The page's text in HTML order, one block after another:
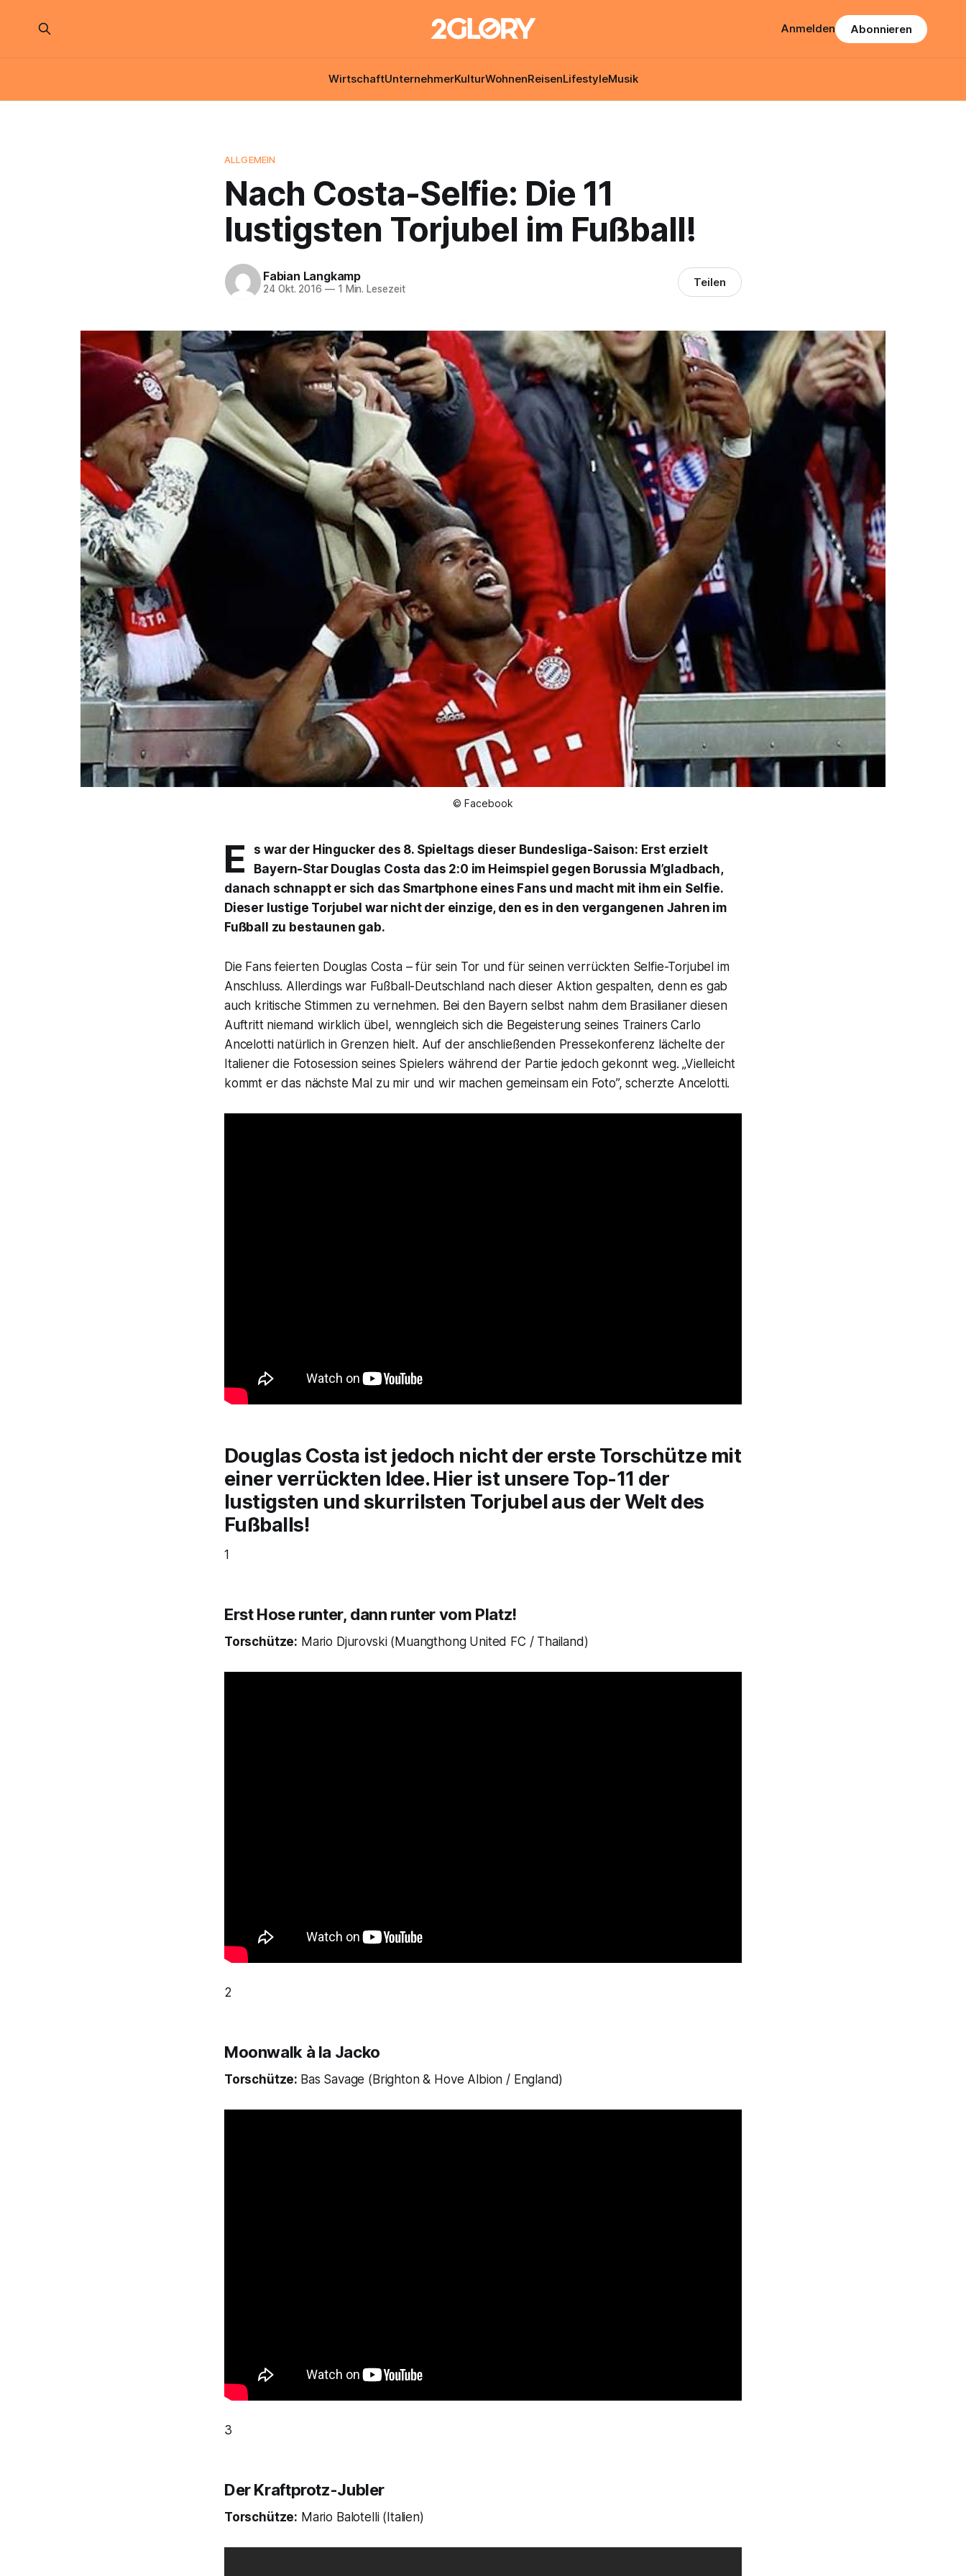
WirtschaftUnternehmerKulturWohnenReisenLifestyleMusik
Anmelden Abonnieren
ALLGEMEIN
Nach Costa-Selfie: Die 11
lustigsten Torjubel im Fußball!
Fabian Langkamp
24 Okt. 2016 —1 Min. Lesezeit Teilen
© Facebook
E
s war der Hingucker des 8. Spieltags dieser Bundesliga-Saison: Erst erzielt
Bayern-Star Douglas Costa das 2:0 im Heimspiel gegen Borussia M’gladbach,
danach schnappt er sich das Smartphone eines Fans und macht mit ihm ein Selfie.
Dieser lustige Torjubel war nicht der einzige, den es in den vergangenen Jahren im
Fußball zu bestaunen gab.
Die Fans feierten Douglas Costa – für sein Tor und für seinen verrückten Selfie-Torjubel im
Anschluss. Allerdings war Fußball-Deutschland nach dieser Aktion gespalten, denn es gab
auch kritische Stimmen zu vernehmen. Bei den Bayern selbst nahm dem Brasilianer diesen
Auftritt niemand wirklich übel, wenngleich sich die Begeisterung seines Trainers Carlo
Ancelotti natürlich in Grenzen hielt. Auf der anschließenden Pressekonferenz lächelte der
Italiener die Fotosession seines Spielers während der Partie jedoch gekonnt weg. „Vielleicht
kommt er das nächste Mal zu mir und wir machen gemeinsam ein Foto”, scherzte Ancelotti.
Douglas Costa ist jedoch nicht der erste Torschütze mit
einer verrückten Idee. Hier ist unsere Top-11 der
lustigsten und skurrilsten Torjubel aus der Welt des
Fußballs!
1
Erst Hose runter, dann runter vom Platz!
Torschütze: Mario Djurovski (Muangthong United FC / Thailand)
2
Moonwalk à la Jacko
Torschütze: Bas Savage (Brighton & Hove Albion / England)
3
Der Kraftprotz-Jubler
Torschütze: Mario Balotelli (Italien)